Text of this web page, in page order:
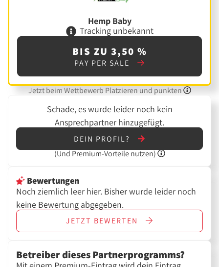
Hemp Baby
Tracking unbekannt
BIS ZU 3,50 %
PAY PER SALE
Jetzt beim Wettbewerb Platzieren und punkten
Schade, es wurde leider noch kein
Ansprechpartner hinzugefügt.
DEIN PROFIL?
(Und Premium-Vorteile nutzen)
Bewertungen
Noch ziemlich leer hier. Bisher wurde leider noch
keine Bewertung abgegeben.
JETZT BEWERTEN
Betreiber dieses Partnerprogramms?